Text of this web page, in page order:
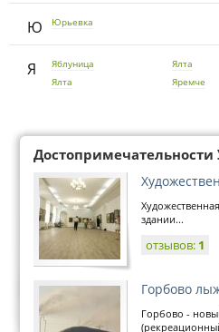
Ю Юрьевка
Я
Яблуница
Ялта
Ялта
Яремче
здании...
отзывов: 1
Горбово
Горбово -